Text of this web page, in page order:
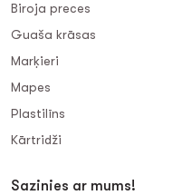
Biroja preces
Guaša krāsas
Marķieri
Mapes
Plastilīns
Kārtridži
Sazinies ar mums!